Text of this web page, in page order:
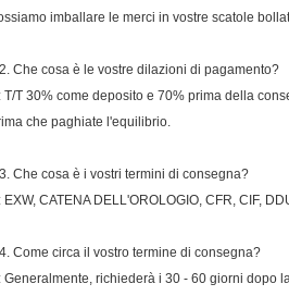
imballare le merci in vostre scatole
Che cosa è le vostre dilazioni di pagamento?
T/T 30% come deposito e 70% prima della
che paghiate l'equilibrio.
Che cosa è i vostri termini di consegna?
EXW, CATENA DELL'OROLOGIO, CFR, CIF,
Come circa il vostro termine di consegna?
Generalmente, richiederà i 30 - 60 giorni dopo